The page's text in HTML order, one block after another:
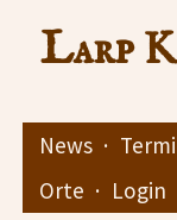
Larp
News ·
Orte · Login